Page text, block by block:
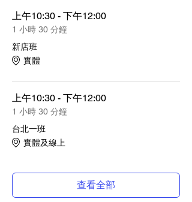
上午10:30 - 下午12:00
1 小時 30 分鐘
新店班
實體
上午10:30 - 下午12:00
1 小時 30 分鐘
台北一班
實體及線上
查看全部